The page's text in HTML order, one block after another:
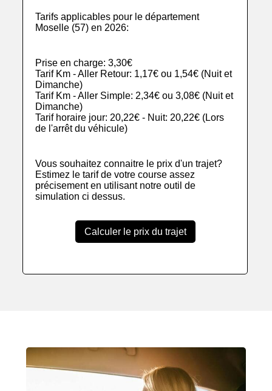
Tarifs applicables pour le département
Moselle (57) en 2026:
Prise en charge: 3,30€
Tarif Km - Aller Retour: 1,17€ ou 1,54€ (Nuit et
Dimanche)
Tarif Km - Aller Simple: 2,34€ ou 3,08€ (Nuit et
Dimanche)
Tarif horaire jour: 20,22€ - Nuit: 20,22€ (Lors
de l'arrêt du véhicule)
Vous souhaitez connaitre le prix d'un trajet?
Estimez le tarif de votre course assez
précisement en utilisant notre outil de
simulation ci dessus.
Calculer le prix du trajet